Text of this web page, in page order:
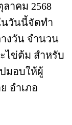
ลาคม 2568
นวันนี้จัดทำ
งวัน จำนวน
ะไข่ต้ม สำหรับ
มอบให้ผู้
อำเภอ